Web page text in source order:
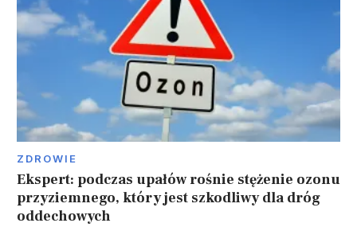
ZDROWIE
Ekspert: podczas upałów rośnie stężenie ozonu
przyziemnego, który jest szkodliwy dla dróg
oddechowych